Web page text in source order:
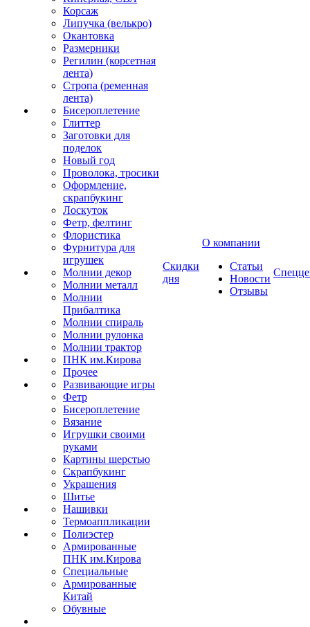
Корсаж
Липучка (велькро)
Окантовка
Размерники
Регилин (корсетная
лента)
Стропа (ременная
лента)
Бисероплетение
Глиттер
Заготовки для
поделок
Новый год
Проволока, тросики
Оформление,
скрапбукинг
Лоскуток
Фетр, фелтинг
Флористика
Фурнитура для
игрушек
Молнии декор
Молнии металл
Молнии
Прибалтика
Молнии спираль
Молнии рулонка
Молнии трактор
ПНК им.Кирова
Прочее
Развивающие игры
Фетр
Бисероплетение
Вязание
Игрушки своими
руками
Картины шерстью
Скрапбукинг
Украшения
Шитье
Нашивки
Термоаппликации
Полиэстер
Армированные
ПНК им.Кирова
Специальные
Армированные
Китай
Обувные
Скидки
дня
О компании
Статьи
Новости
Отзывы